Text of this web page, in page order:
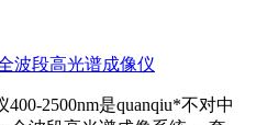
波段高光谱成像仪
2500nm是quanqiu*不对中